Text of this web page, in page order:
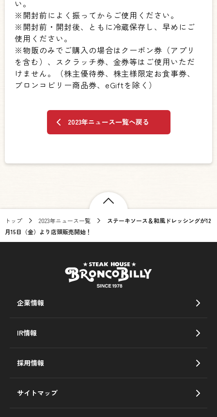
い。
※開封前によく振ってからご使用ください。
※開封前・開封後、ともに冷蔵保存し、早めにご
使用ください。
※物販のみでご購入の場合はクーポン券（アプリ
を含む）、スクラッチ券、金券等はご使用いただ
けません。（株主優待券、株主様限定お食事券、
ブロンコビリー商品券、eGiftを除く）
2023年ニュース一覧へ戻る
トップ 2023年ニュース一覧
ステーキソース＆和風ドレッシングが12
月15日（金）より店頭販売開始！
企業情報
IR情報
採用情報
サイトマップ